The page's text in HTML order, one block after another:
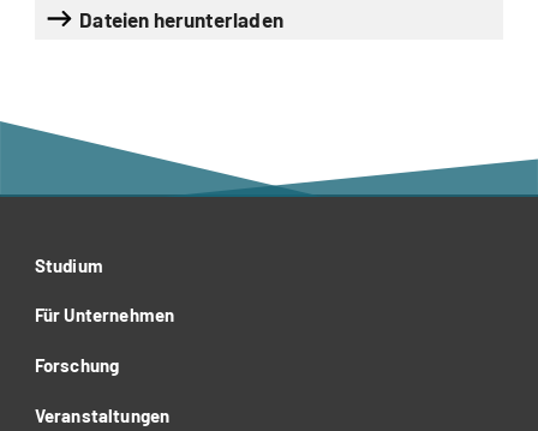
Dateien herunterladen
Studium
Für Unternehmen
Forschung
Veranstaltungen